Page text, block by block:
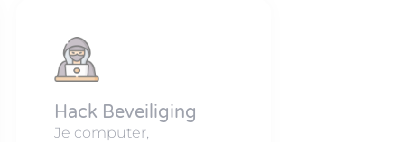
Hack Beveiliging
Je computer,